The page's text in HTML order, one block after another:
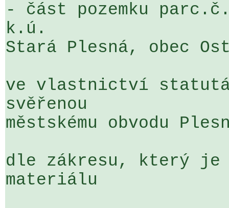
- část pozemku
k.ú.
Stará Plesná, obec
ve vlastnictví
svěřenou
městskému obvodu
dle zákresu, který
materiálu